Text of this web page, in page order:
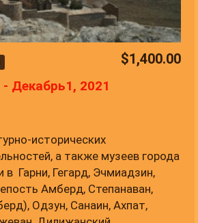
$1,400.00
Декабрь1, 2021
исторических
а также музеев города
в Гарни, Гегард, Эчмиадзин,
Амберд, Степанаван,
Одзун, Санаин, Ахпат,